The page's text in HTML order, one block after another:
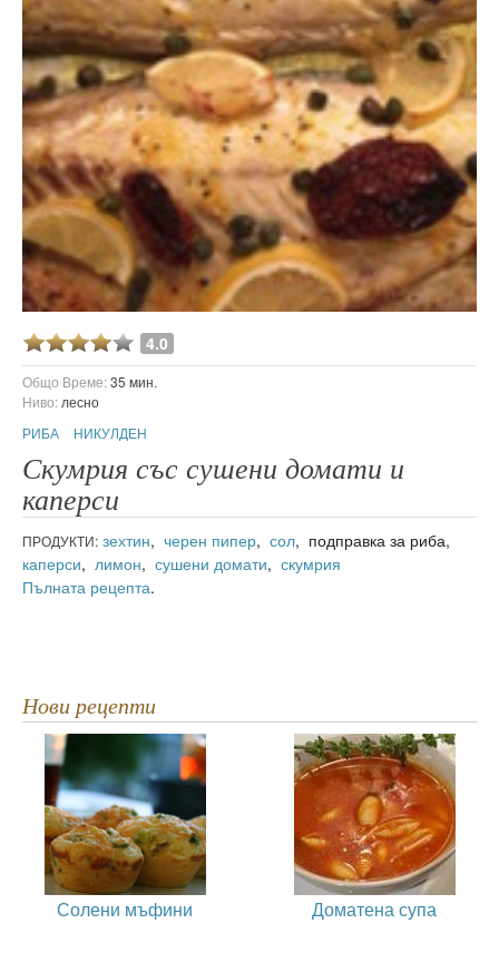
4.0
Общо Време:35 мин.
Ниво: лесно
РИБА
НИКУЛДЕН
Скумрия със сушени домати и
каперси
ПРОДУКТИ: зехтин, черен пипер, сол, подправка за риба,
каперси, лимон, сушени домати, скумрия
Пълната рецепта.
Нови рецепти
Солени мъфини Доматена супа